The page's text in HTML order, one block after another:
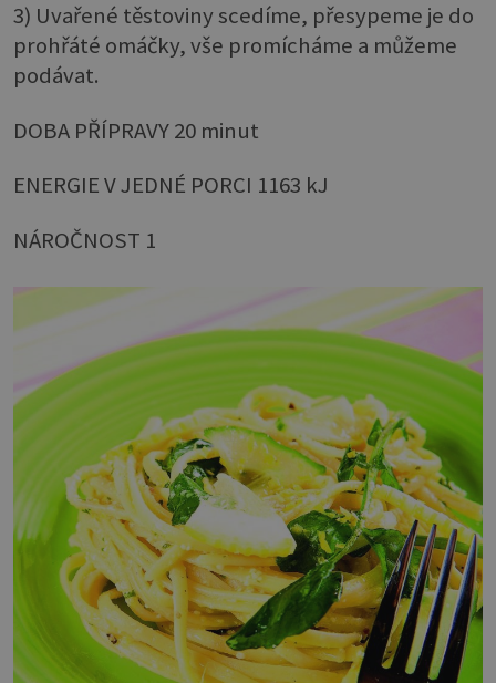
3) Uvařené těstoviny scedíme, přesypeme je do
prohřáté omáčky, vše promícháme a můžeme
podávat.
DOBA PŘÍPRAVY 20 minut
ENERGIE V JEDNÉ PORCI 1163 kJ
NÁROČNOST 1